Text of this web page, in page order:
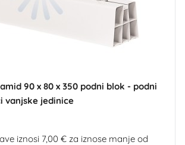
90 x 80 x 350 podni blok - podni
vanjske jedinice
iznosi 7,00 € za iznose manje od